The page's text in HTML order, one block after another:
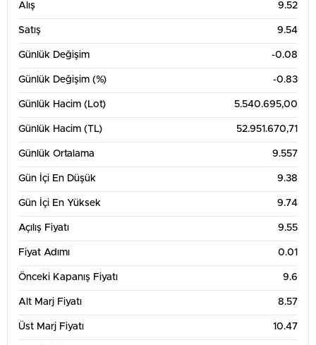
Alış 9.52
Satış 9.54
Günlük Değişim -0.08
Günlük Değişim (%) -0.83
Günlük Hacim (Lot) 5.540.695,00
Günlük Hacim (TL) 52.951.670,71
Günlük Ortalama 9.557
Gün İçi En Düşük 9.38
Gün İçi En Yüksek 9.74
Açılış Fiyatı 9.55
Fiyat Adımı 0.01
Önceki Kapanış Fiyatı 9.6
Alt Marj Fiyatı 8.57
Üst Marj Fiyatı 10.47